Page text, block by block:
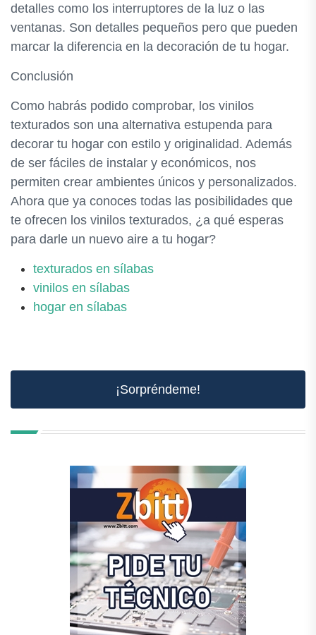
detalles como los interruptores de la luz o las
ventanas. Son detalles pequeños pero que pueden
marcar la diferencia en la decoración de tu hogar.
Conclusión
Como habrás podido comprobar, los vinilos
texturados son una alternativa estupenda para
decorar tu hogar con estilo y originalidad. Además
de ser fáciles de instalar y económicos, nos
permiten crear ambientes únicos y personalizados.
Ahora que ya conoces todas las posibilidades que
te ofrecen los vinilos texturados, ¿a qué esperas
para darle un nuevo aire a tu hogar?
texturados en sílabas
vinilos en sílabas
hogar en sílabas
¡Sorpréndeme!